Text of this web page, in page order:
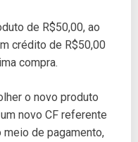
de R$50,00, ao
crédito de R$50,00
compra.
o novo produto
novo CF referente
de pagamento,